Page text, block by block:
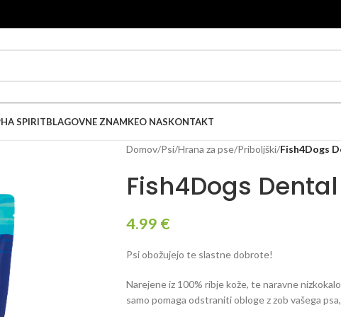
SPIRITBLAGOVNE ZNAMKEO NASKONTAKT
Domov/Psi/Hrana za pse/Priboljški/Fish4Dogs
Fish4Dogs Dental
4.99 €
Psi obožujejo te slastne dobrote!
Narejene iz 100% ribje kože, te naravne
samo pomaga odstraniti obloge z zob vašega